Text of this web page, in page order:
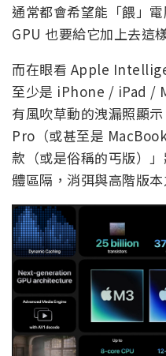
通常都會希望能「餵」
GPU 也要給它加上去這
而在眼看 Apple
至少是 iPhone / iPad /
有風吹草動的洩漏照顯
Pro（或甚至是
款（或是俗稱的丐版）
體區隔，消弭與高階版